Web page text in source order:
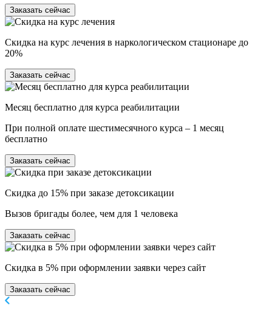
Заказать сейчас
Скидка на курс лечения в наркологическом стационаре до
20%
Заказать сейчас
Месяц бесплатно для курса реабилитации
При полной оплате шестимесячного курса – 1 месяц
бесплатно
Заказать сейчас
Скидка до 15% при заказе детоксикации
Вызов бригады более, чем для 1 человека
Заказать сейчас
Скидка в 5% при оформлении заявки через сайт
Заказать сейчас